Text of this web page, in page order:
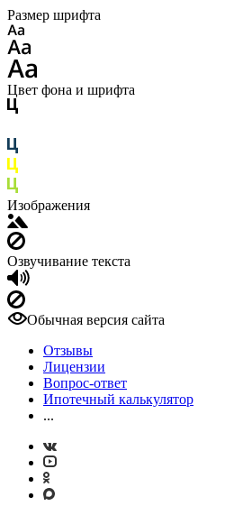
Размер шрифта
Цвет фона и шрифта
Изображения
Озвучивание текста
Обычная версия сайта
Отзывы
Лицензии
Вопрос-ответ
Ипотечный калькулятор
...